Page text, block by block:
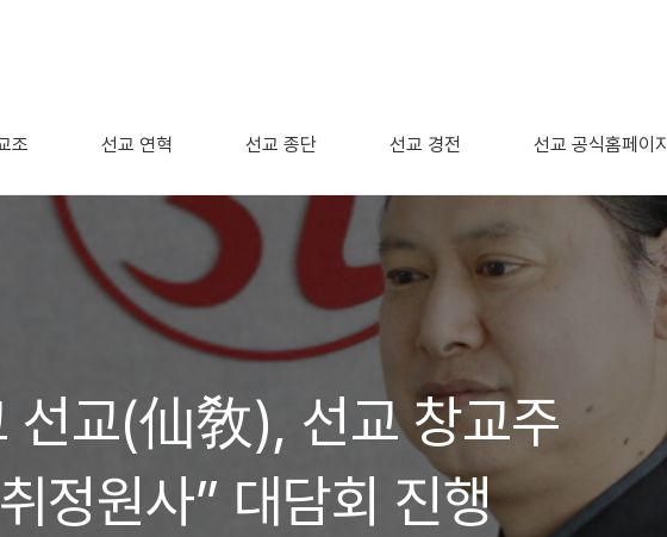
조 선교 연혁 선교 종단 선교 경전 선교 공식홈페이지
선교(仙敎), 선교 창교주
정원사” 대담회 진행